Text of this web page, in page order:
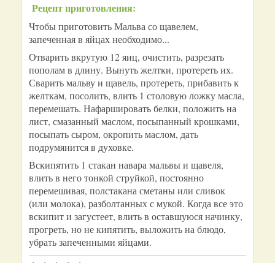
Рецепт приготовления:
Чтобы приготовить Мальва со щавелем,
запеченная в яйцах необходимо...
Отварить вкрутую 12 яиц, очистить, разрезать
пополам в длину. Вынуть желтки, протереть их.
Сварить мальву и щавель, протереть, прибавить к
желткам, посолить, влить 1 столовую ложку масла,
перемешать. Нафаршировать белки, положить на
лист, смазанный маслом, посыпанный крошками,
посыпать сыром, окропить маслом, дать
подрумянится в духовке.
Вскипятить 1 стакан навара мальвы и щавеля,
влить в него тонкой струйкой, постоянно
перемешивая, полстакана сметаны или сливок
(или молока), разболтанных с мукой. Когда все это
вскипит и загустеет, влить в оставшуюся начинку,
прогреть, но не кипятить, выложить на блюдо,
убрать запеченными яйцами.